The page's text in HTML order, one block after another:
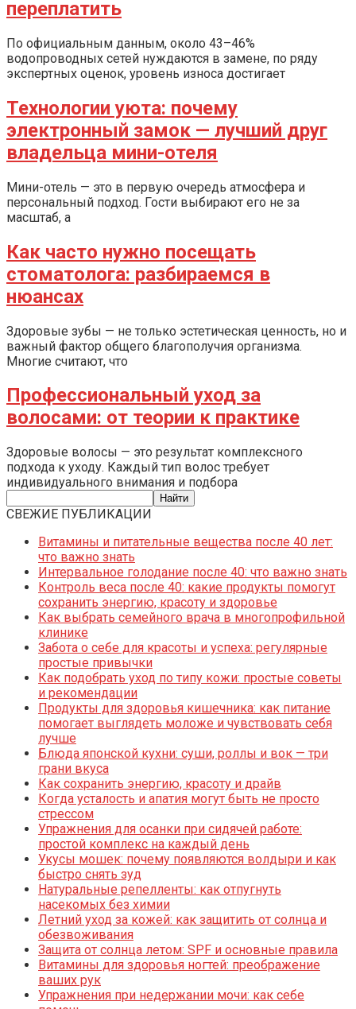
переплатить
По официальным данным, около 43–46%
водопроводных сетей нуждаются в замене, по ряду
экспертных оценок, уровень износа достигает
Технологии уюта: почему
электронный замок — лучший друг
владельца мини-отеля
Мини-отель — это в первую очередь атмосфера и
персональный подход. Гости выбирают его не за
масштаб, а
Как часто нужно посещать
стоматолога: разбираемся в
нюансах
Здоровые зубы — не только эстетическая ценность, но и
важный фактор общего благополучия организма.
Многие считают, что
Профессиональный уход за
волосами: от теории к практике
Здоровые волосы — это результат комплексного
подхода к уходу. Каждый тип волос требует
индивидуального внимания и подбора
СВЕЖИЕ ПУБЛИКАЦИИ
Витамины и питательные вещества после 40 лет:
что важно знать
Интервальное голодание после 40: что важно знать
Контроль веса после 40: какие продукты помогут
сохранить энергию, красоту и здоровье
Как выбрать семейного врача в многопрофильной
клинике
Забота о себе для красоты и успеха: регулярные
простые привычки
Как подобрать уход по типу кожи: простые советы
и рекомендации
Продукты для здоровья кишечника: как питание
помогает выглядеть моложе и чувствовать себя
лучше
Блюда японской кухни: суши, роллы и вок — три
грани вкуса
Как сохранить энергию, красоту и драйв
Когда усталость и апатия могут быть не просто
стрессом
Упражнения для осанки при сидячей работе:
простой комплекс на каждый день
Укусы мошек: почему появляются волдыри и как
быстро снять зуд
Натуральные репелленты: как отпугнуть
насекомых без химии
Летний уход за кожей: как защитить от солнца и
обезвоживания
Защита от солнца летом: SPF и основные правила
Витамины для здоровья ногтей: преображение
ваших рук
Упражнения при недержании мочи: как себе